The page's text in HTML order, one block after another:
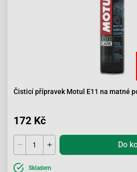
Čisticí přípravek Motul E11 na matné
172 Kč
Do
Skladem